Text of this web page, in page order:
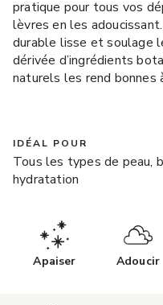
pratique pour tous vos
lèvres en les
durable lisse et soulage
dérivée d’ingrédients
naturels les rend bonnes
IDÉAL POUR
Tous les types de peau,
hydratation
Apaiser Adoucir